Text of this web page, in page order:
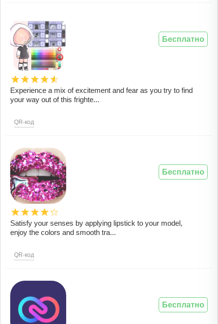
Experience a mix of excitement and fear as you try to find
your way out of this frighte...
QR-код
Бесплатно
Satisfy your senses by applying lipstick to your model,
enjoy the colors and smooth tra...
QR-код
Бесплатно
Бесплатно